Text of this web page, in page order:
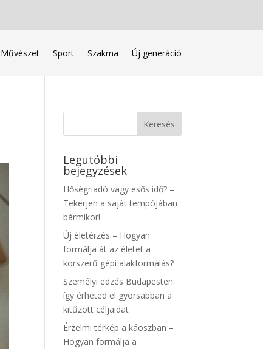
Művészet Sport Szakma Új generáció
Legutóbbi
bejegyzések
Hőségriadó vagy esős idő? –
Tekerjen a saját tempójában
bármikor!
Új életérzés – Hogyan
formálja át az életet a
korszerű gépi alakformálás?
Személyi edzés Budapesten:
így érheted el gyorsabban a
kitűzött céljaidat
Érzelmi térkép a káoszban –
Hogyan formálja a